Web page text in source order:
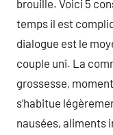
brouille. Voici 5
temps il est
dialogue est le
couple uni. La
grossesse,
s’habitue
nausées, aliments